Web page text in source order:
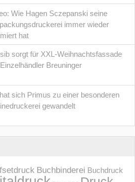
Wie Hagen Sczepanski seine
immer wieder
hat
sorgt für XXL-Weihnachtsfassade
Breuninger
sich Primus zu einer besonderen
gewandelt
Buchbinderei Buchdruck